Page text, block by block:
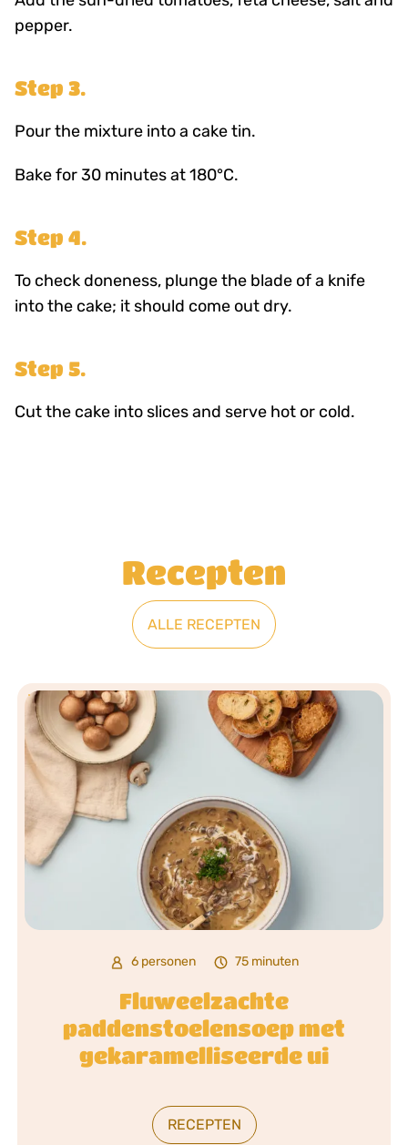
pepper.
Step 3.
Pour the mixture into a cake tin.
Bake for 30 minutes at 180°C.
Step 4.
To check doneness, plunge the blade of a knife
into the cake; it should come out dry.
Step 5.
Cut the cake into slices and serve hot or cold.
Recepten
ALLE RECEPTEN
6 personen 75 minuten
Fluweelzachte
paddenstoelensoep met
gekaramelliseerde ui
RECEPTEN